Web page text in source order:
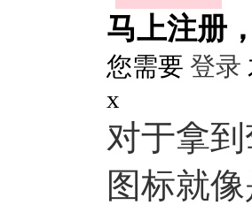
马上注册
您需要 登录
x
对于拿
图标就